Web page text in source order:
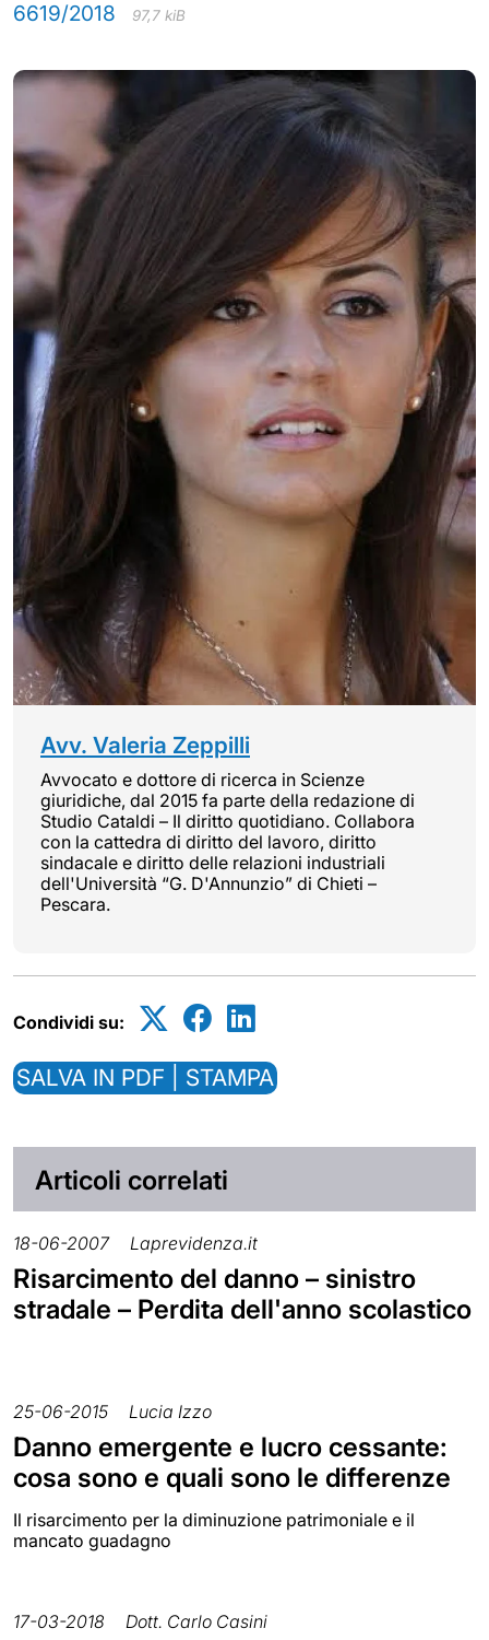
6619/2018
97,7 kiB
Avv. Valeria Zeppilli
Avvocato e dottore di ricerca in Scienze
giuridiche, dal 2015 fa parte della redazione di
Studio Cataldi – Il diritto quotidiano. Collabora
con la cattedra di diritto del lavoro, diritto
sindacale e diritto delle relazioni industriali
dell'Università “G. D'Annunzio” di Chieti –
Pescara.
Condividi su:
SALVA IN PDF | STAMPA
Articoli correlati
18-06-2007 Laprevidenza.it
Risarcimento del danno – sinistro
stradale – Perdita dell'anno scolastico
25-06-2015 Lucia Izzo
Danno emergente e lucro cessante:
cosa sono e quali sono le differenze
Il risarcimento per la diminuzione patrimoniale e il
mancato guadagno
17-03-2018 Dott. Carlo Casini